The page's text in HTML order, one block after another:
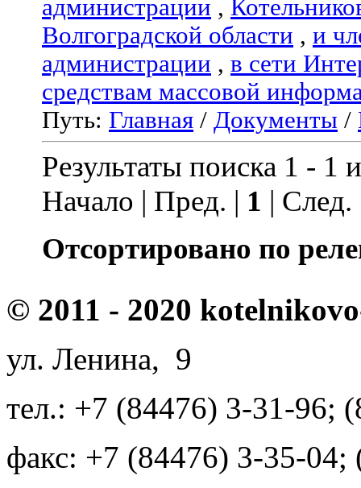
администрации ,
Волгоградской области , и
администрации , в сети
средствам массовой
Путь: Главная / Документы /
Результаты поиска 1 - 1
Начало | Пред. | 1 |
Отсортировано по
© 2011 - 2020
ул. Ленина, 9
тел.: +7 (84476) 3-31-96;
факс: +7 (84476) 3-35-04;